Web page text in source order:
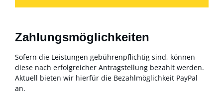
Zahlungsmöglichkeiten
Sofern die Leistungen gebührenpflichtig sind, können
diese nach erfolgreicher Antragstellung bezahlt werden.
Aktuell bieten wir hierfür die Bezahlmöglichkeit PayPal
an.